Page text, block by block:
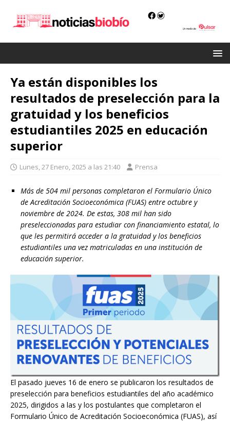
Ya están disponibles los
resultados de preselección para la
gratuidad y los beneficios
estudiantiles 2025 en educación
superior
Lunes, 27 Enero, 2025 a las 21:40 Prensa
Más de 504 mil personas completaron el Formulario Único
de Acreditación Socioeconómica (FUAS) entre octubre y
noviembre de 2024. De estas, 308 mil han sido
preseleccionadas para estudiar con financiamiento estatal, lo
que les permitirá acceder a la gratuidad y los beneficios
estudiantiles una vez matriculadas en una institución de
educación superior.
El pasado jueves 16 de enero se publicaron los resultados de
preselección para beneficios estudiantiles del año académico
2025, dirigidos a las y los postulantes que completaron el
Formulario Único de Acreditación Socioeconómica (FUAS), así